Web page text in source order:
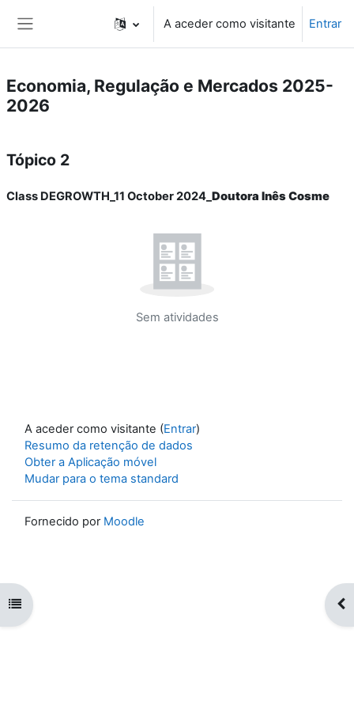
A aceder como visitante Entrar
Abrir índice da disciplina
Economia, Regulação e Mercados 2025-
2026
Tópico 2
Class DEGROWTH_11 October 2024_ Doutora Inês Cosme
Sem atividades
A aceder como visitante (Entrar)
Resumo da retenção de dados
Obter a Aplicação móvel
Mudar para o tema standard
Fornecido por Moodle